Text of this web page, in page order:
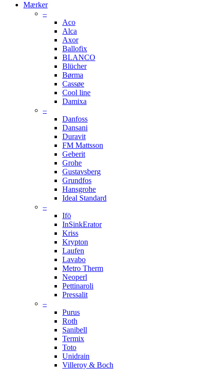
Mærker
–
Aco
Alca
Axor
Ballofix
BLANCO
Blücher
Børma
Cassøe
Cool line
Damixa
–
Danfoss
Dansani
Duravit
FM Mattsson
Geberit
Grohe
Gustavsberg
Grundfos
Hansgrohe
Ideal Standard
–
Ifö
InSinkErator
Kriss
Krypton
Laufen
Lavabo
Metro Therm
Neoperl
Pettinaroli
Pressalit
–
Purus
Roth
Sanibell
Termix
Toto
Unidrain
Villeroy & Boch